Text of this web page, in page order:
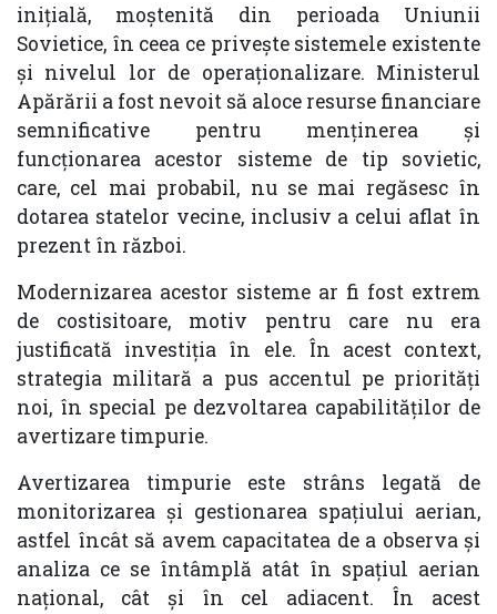
inițială, moștenită din perioada Uniunii
Sovietice, în ceea ce privește sistemele existente
și nivelul lor de operaționalizare. Ministerul
Apărării a fost nevoit să aloce resurse financiare
semnificative pentru menținerea și
funcționarea acestor sisteme de tip sovietic,
care, cel mai probabil, nu se mai regăsesc în
dotarea statelor vecine, inclusiv a celui aflat în
prezent în război.
Modernizarea acestor sisteme ar fi fost extrem
de costisitoare, motiv pentru care nu era
justificată investiția în ele. În acest context,
strategia militară a pus accentul pe priorități
noi, în special pe dezvoltarea capabilităților de
avertizare timpurie.
Avertizarea timpurie este strâns legată de
monitorizarea și gestionarea spațiului aerian,
astfel încât să avem capacitatea de a observa și
analiza ce se întâmplă atât în spațiul aerian
național, cât și în cel adiacent. În acest